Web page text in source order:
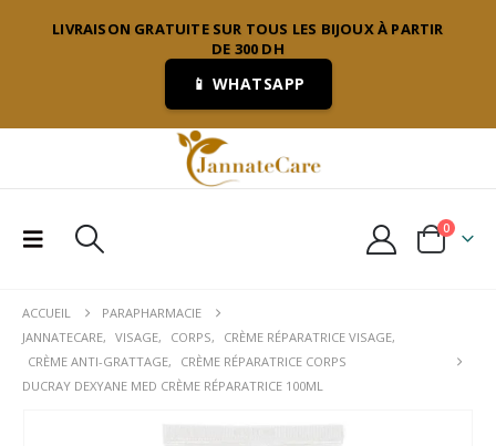
LIVRAISON GRATUITE SUR TOUS LES BIJOUX À PARTIR
DE 300 DH
📱 WHATSAPP
0
ACCUEIL
PARAPHARMACIE
JANNATECARE, VISAGE, CORPS, CRÈME RÉPARATRICE VISAGE,
CRÈME ANTI-GRATTAGE,
CRÈME RÉPARATRICE CORPS
DUCRAY DEXYANE MED CRÈME RÉPARATRICE 100ML